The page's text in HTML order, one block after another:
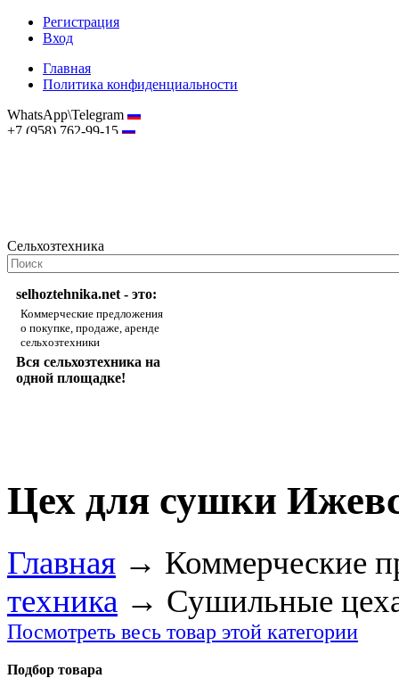
Регистрация
Вход
Главная
Политика конфиденциальности
WhatsApp\Telegram
+7 (958) 762-99-15
Сельхозтехника
selhoztehnika.net - это:
Коммерческие предложения
о покупке, продаже, аренде
сельхозтехники
Вся сельхозтехника на
одной площадке!
Цех для сушки
Главная → Коммерческие
техника → Сушильные
Посмотреть весь товар этой категории
Подбор товара